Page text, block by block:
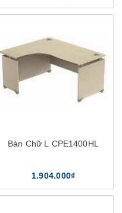
Bàn Chữ L CPE1400HL
1.904.000₫